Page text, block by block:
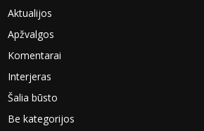
Aktualijos
Apžvalgos
Komentarai
Interjeras
Šalia būsto
Be kategorijos